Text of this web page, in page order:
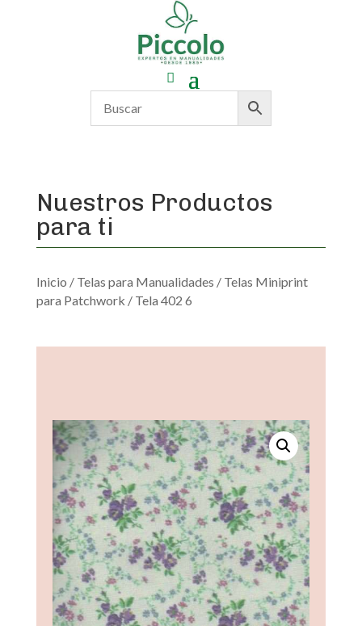
Nuestros Productos
para ti
Inicio / Telas para Manualidades / Telas Miniprint
para Patchwork / Tela 402 6